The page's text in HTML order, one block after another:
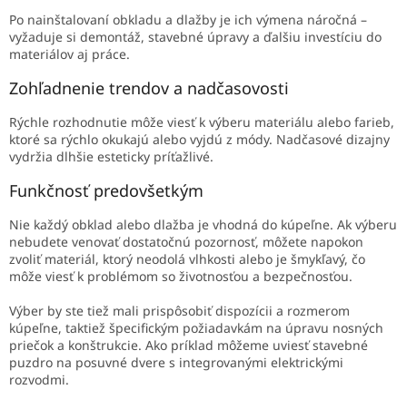
Po nainštalovaní obkladu a dlažby je ich výmena náročná –
vyžaduje si demontáž, stavebné úpravy a ďalšiu investíciu do
materiálov aj práce.
Zohľadnenie trendov a nadčasovosti
Rýchle rozhodnutie môže viesť k výberu materiálu alebo farieb,
ktoré sa rýchlo okukajú alebo vyjdú z módy. Nadčasové dizajny
vydržia dlhšie esteticky príťažlivé.
Funkčnosť predovšetkým
Nie každý obklad alebo dlažba je vhodná do kúpeľne. Ak výberu
nebudete venovať dostatočnú pozornosť, môžete napokon
zvoliť materiál, ktorý neodolá vlhkosti alebo je šmykľavý, čo
môže viesť k problémom so životnosťou a bezpečnosťou.
Výber by ste tiež mali prispôsobiť dispozícii a rozmerom
kúpeľne, taktiež špecifickým požiadavkám na úpravu nosných
priečok a konštrukcie. Ako príklad môžeme uviesť stavebné
puzdro na posuvné dvere s integrovanými elektrickými
rozvodmi.